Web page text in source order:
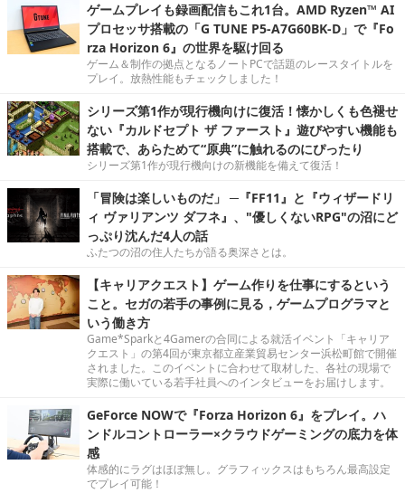
ゲームプレイも録画配信もこれ1台。AMD Ryzen™ AI
プロセッサ搭載の「G TUNE P5-A7G60BK-D」で『Fo
rza Horizon 6』の世界を駆け回る
ゲーム＆制作の拠点となるノートPCで話題のレースタイトルを
プレイ。放熱性能もチェックしました！
シリーズ第1作が現行機向けに復活！懐かしくも色褪せ
ない『カルドセプト ザ ファースト』遊びやすい機能も
搭載で、あらためて“原典”に触れるのにぴったり
シリーズ第1作が現行機向けの新機能を備えて復活！
「冒険は楽しいものだ」 ─『FF11』と『ウィザードリ
ィ ヴァリアンツ ダフネ』、"優しくないRPG"の沼にど
っぷり沈んだ4人の話
ふたつの沼の住人たちが語る奥深さとは。
【キャリアクエスト】ゲーム作りを仕事にするという
こと。セガの若手の事例に見る，ゲームプログラマと
いう働き方
Game*Sparkと4Gamerの合同による就活イベント「キャリア
クエスト」の第4回が東京都立産業貿易センター浜松町館で開催
されました。このイベントに合わせて取材した、各社の現場で
実際に働いている若手社員へのインタビューをお届けします。
GeForce NOWで『Forza Horizon 6』をプレイ。ハ
ンドルコントローラー×クラウドゲーミングの底力を体
感
体感的にラグはほぼ無し。グラフィックスはもちろん最高設定
でプレイ可能！